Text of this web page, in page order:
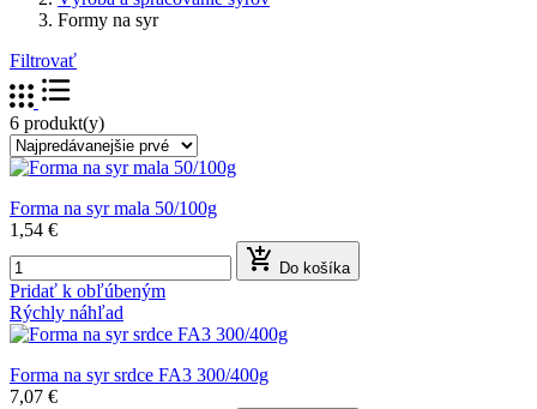
Formy na syr
Filtrovať
6 produkt(y)
Forma na syr mala 50/100g
1,54 €
 Do košíka
Pridať k obľúbeným
Rýchly náhľad
Forma na syr srdce FA3 300/400g
7,07 €